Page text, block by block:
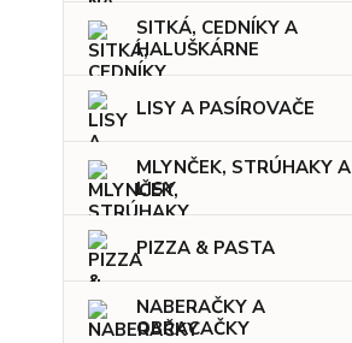
SITKÁ, CEDNÍKY A
HALUŠKÁRNE
LISY A PASÍROVAČE
MLYNČEK, STRÚHAKY A
LISY
PIZZA & PASTA
NABERAČKY A
OBRACAČKY